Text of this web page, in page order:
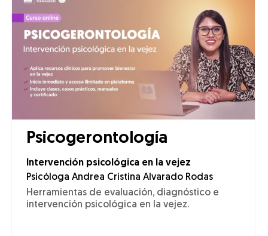
Psicogerontología
Intervención psicológica en la vejez
Psicóloga Andrea Cristina Alvarado Rodas
Herramientas de evaluación, diagnóstico e
intervención psicológica en la vejez.